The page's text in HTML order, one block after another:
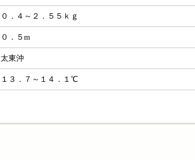
０．４～２．５５ｋｇ
０．５m
太東沖
１３．７～１４．１℃